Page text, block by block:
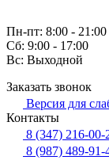
Пн-пт: 8:00 - 21:00
Сб: 9:00 - 17:00
Вс: Выходной
Заказать звонок
Версия для
Контакты
8 (347) 216-00-
8 (987) 489-91-